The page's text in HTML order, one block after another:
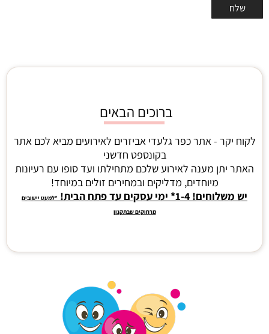
ברוכים הבאים
לקוח יקר - אתר כפר גלעדי אביזרים לאירועים מביא לכם אתר
בקונספט חדשני
האתר יתן מענה לאירוע שלכם מתחילתו ועד סופו עם רעיונות
מיוחדים, מדליקים ובמחירים זולים במיוחד!
יש משלוחים! 1-4* ימי עסקים עד פתח הבית!
*למעט יישובים
מרחוקים שבתקנון